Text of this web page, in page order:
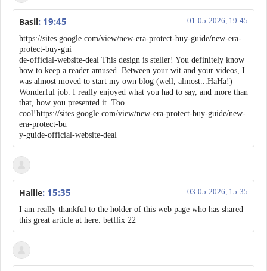
Basil 01-05-2026, 19:45
: 19:45
https://sites.google.com/view/new-era-protect-buy-guide/new-era-
protect-buy-gui
de-official-website-deal This design is steller! You definitely know
how to keep a reader amused. Between your wit and your videos, I
was almost moved to start my own blog (well, almost...HaHa!)
Wonderful job. I really enjoyed what you had to say, and more than
that, how you presented it. Too
cool!https://sites.google.com/view/new-era-protect-buy-guide/new-
era-protect-bu
y-guide-official-website-deal
Hallie 03-05-2026, 15:35
: 15:35
I am really thankful to the holder of this web page who has shared
this great article at here. betflix 22